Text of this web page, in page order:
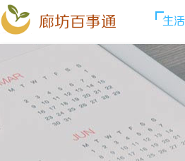
廊坊百事通 生